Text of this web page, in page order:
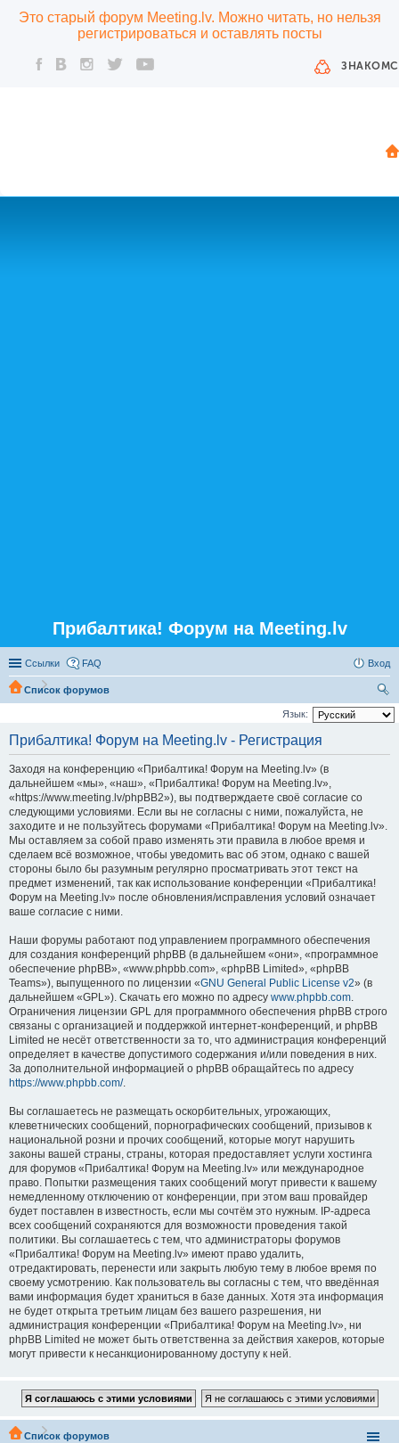
Это старый форум Meeting.lv. Можно читать, но нельзя
регистрироваться и оставлять посты
Прибалтика! Форум на Meeting.lv
Ссылки FAQ Вход
Список форумов
ои
Язык:
Прибалтика! Форум на Meeting.lv - Регистрация
Заходя на конференцию «Прибалтика! Форум на Meeting.lv» (в
дальнейшем «мы», «наш», «Прибалтика! Форум на Meeting.lv»,
«https://www.meeting.lv/phpBB2»), вы подтверждаете своё согласие со
следующими условиями. Если вы не согласны с ними, пожалуйста, не
заходите и не пользуйтесь форумами «Прибалтика! Форум на Meeting.lv».
Мы оставляем за собой право изменять эти правила в любое время и
сделаем всё возможное, чтобы уведомить вас об этом, однако с вашей
стороны было бы разумным регулярно просматривать этот текст на
предмет изменений, так как использование конференции «Прибалтика!
Форум на Meeting.lv» после обновления/исправления условий означает
ваше согласие с ними.
Наши форумы работают под управлением программного обеспечения
для создания конференций phpBB (в дальнейшем «они», «программное
обеспечение phpBB», «www.phpbb.com», «phpBB Limited», «phpBB
Teams»), выпущенного по лицензии «GNU General Public License v2» (в
дальнейшем «GPL»). Скачать его можно по адресу www.phpbb.com.
Ограничения лицензии GPL для программного обеспечения phpBB строго
связаны с организацией и поддержкой интернет-конференций, и phpBB
Limited не несёт ответственности за то, что администрация конференций
определяет в качестве допустимого содержания и/или поведения в них.
За дополнительной информацией о phpBB обращайтесь по адресу
https://www.phpbb.com/.
Вы соглашаетесь не размещать оскорбительных, угрожающих,
клеветнических сообщений, порнографических сообщений, призывов к
национальной розни и прочих сообщений, которые могут нарушить
законы вашей страны, страны, которая предоставляет услуги хостинга
для форумов «Прибалтика! Форум на Meeting.lv» или международное
право. Попытки размещения таких сообщений могут привести к вашему
немедленному отключению от конференции, при этом ваш провайдер
будет поставлен в известность, если мы сочтём это нужным. IP-адреса
всех сообщений сохраняются для возможности проведения такой
политики. Вы соглашаетесь с тем, что администраторы форумов
«Прибалтика! Форум на Meeting.lv» имеют право удалить,
отредактировать, перенести или закрыть любую тему в любое время по
своему усмотрению. Как пользователь вы согласны с тем, что введённая
вами информация будет храниться в базе данных. Хотя эта информация
не будет открыта третьим лицам без вашего разрешения, ни
администрация конференции «Прибалтика! Форум на Meeting.lv», ни
phpBB Limited не может быть ответственна за действия хакеров, которые
могут привести к несанкционированному доступу к ней.
Список форумов